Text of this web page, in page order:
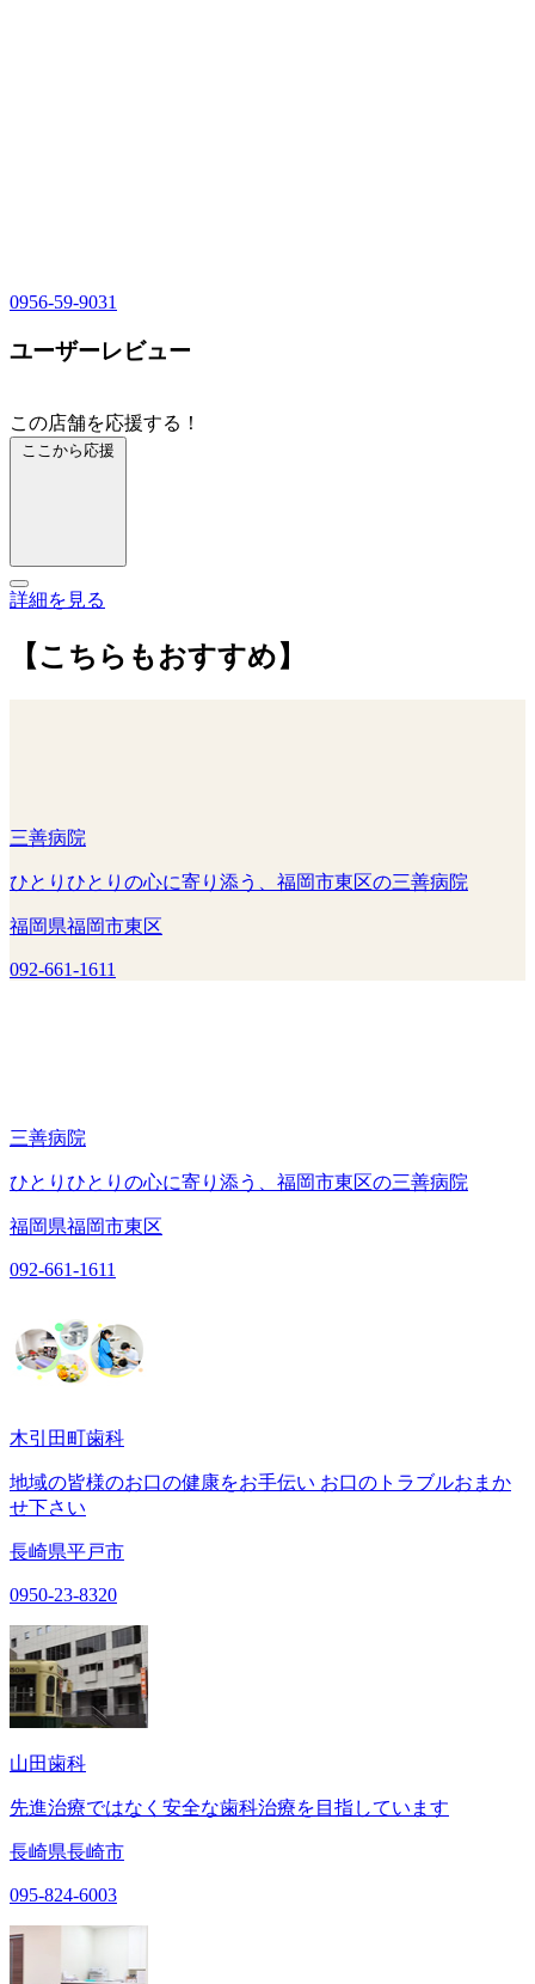
0956-59-9031
ユーザーレビュー
この店舗を応援する！
ここから応援
詳細を見る
【こちらもおすすめ】
三善病院
ひとりひとりの心に寄り添う、福岡市東区の三善病院
福岡県福岡市東区
092-661-1611
三善病院
ひとりひとりの心に寄り添う、福岡市東区の三善病院
福岡県福岡市東区
092-661-1611
木引田町歯科
地域の皆様のお口の健康をお手伝い お口のトラブルおまか
せ下さい
長崎県平戸市
0950-23-8320
山田歯科
先進治療ではなく安全な歯科治療を目指しています
長崎県長崎市
095-824-6003